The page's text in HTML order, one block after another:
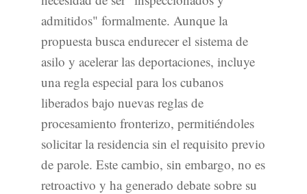
admitidos" formalmente. Aunque la
propuesta busca endurecer el sistema de
asilo y acelerar las deportaciones, incluye
una regla especial para los cubanos
liberados bajo nuevas reglas de
procesamiento fronterizo, permitiéndoles
solicitar la residencia sin el requisito previo
de parole. Este cambio, sin embargo, no es
retroactivo y ha generado debate sobre su